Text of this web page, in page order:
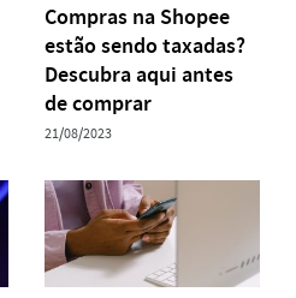
Compras na Shopee
estão sendo taxadas?
Descubra aqui antes
de comprar
21/08/2023